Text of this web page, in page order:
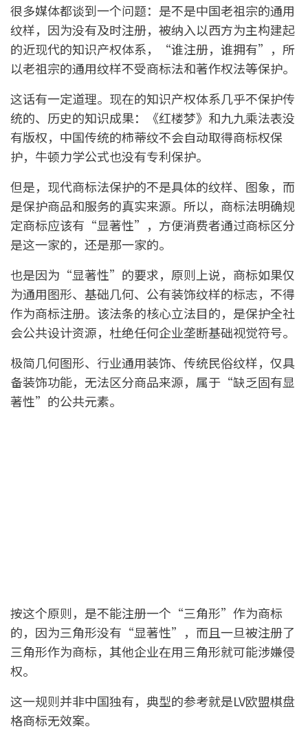
很多媒体都谈到一个问题：是不是中国老祖宗的通用
纹样，因为没有及时注册，被纳入以西方为主构建起
的近现代的知识产权体系，“谁注册，谁拥有”，所
以老祖宗的通用纹样不受商标法和著作权法等保护。
这话有一定道理。现在的知识产权体系几乎不保护传
统的、历史的知识成果：《红楼梦》和九九乘法表没
有版权，中国传统的柿蒂纹不会自动取得商标权保
护，牛顿力学公式也没有专利保护。
但是，现代商标法保护的不是具体的纹样、图象，而
是保护商品和服务的真实来源。所以，商标法明确规
定商标应该有“显著性”，方便消费者通过商标区分
是这一家的，还是那一家的。
也是因为“显著性”的要求，原则上说，商标如果仅
为通用图形、基础几何、公有装饰纹样的标志，不得
作为商标注册。该法条的核心立法目的，是保护全社
会公共设计资源，杜绝任何企业垄断基础视觉符号。
极简几何图形、行业通用装饰、传统民俗纹样，仅具
备装饰功能，无法区分商品来源，属于“缺乏固有显
著性”的公共元素。
按这个原则，是不能注册一个“三角形”作为商标
的，因为三角形没有“显著性”，而且一旦被注册了
三角形作为商标，其他企业在用三角形就可能涉嫌侵
权。
这一规则并非中国独有，典型的参考就是LV欧盟棋盘
格商标无效案。